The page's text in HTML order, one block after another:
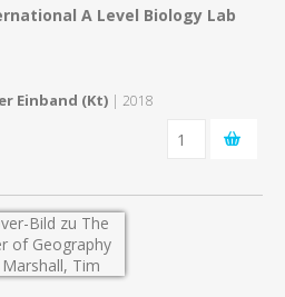
A Level Biology Lab
Einband (Kt) | 2018